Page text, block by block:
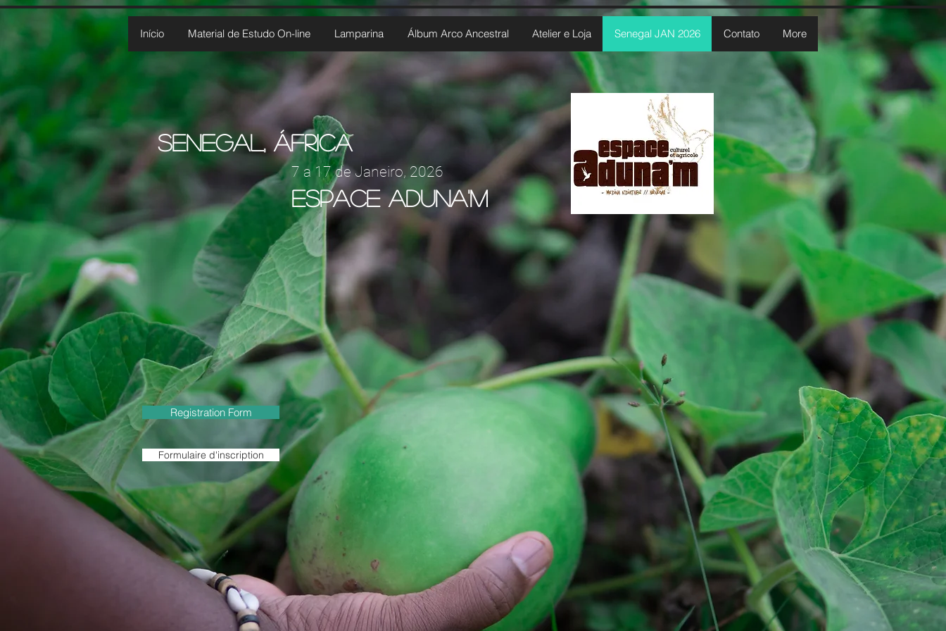
Início Material de Estudo On-line Lamparina Álbum Arco Ancestral Atelier e Loja Senegal JAN 2026 Contato More
Senegal, África
Espace aduna'm
7 a 17 de Janeiro, 2026
Registration Form
Formulaire d'inscription